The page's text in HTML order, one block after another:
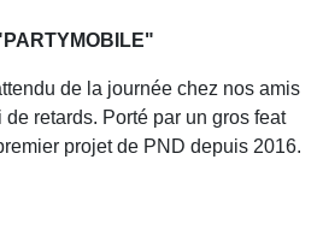
de la journée chez nos amis
retards. Porté par un gros feat
projet de PND depuis 2016.